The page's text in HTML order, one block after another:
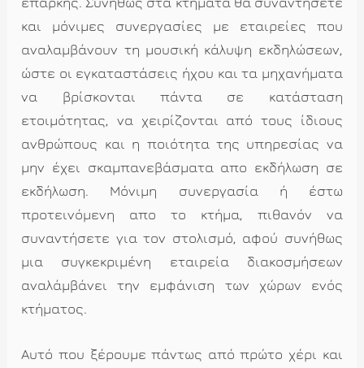
και μόνιμες συνεργασίες με εταιρείες που
αναλαμβάνουν τη μουσική κάλυψη εκδηλώσεων,
ώστε οι εγκαταστάσεις ήχου και τα μηχανήματα
να βρίσκονται πάντα σε κατάσταση
ετοιμότητας, να χειρίζονται από τους ίδιους
ανθρώπους και η ποιότητα της υπηρεσίας να
μην έχει σκαμπανεβάσματα απο εκδήλωση σε
εκδήλωση. Μόνιμη συνεργασία ή έστω
προτεινόμενη απο το κτήμα, πιθανόν να
συναντήσετε για τον στολισμό, αφού συνήθως
μια συγκεκριμένη εταιρεία διακοσμήσεων
αναλάμβάνει την εμφάνιση των χώρων ενός
κτήματος.
Αυτό που ξέρουμε πάντως από πρώτο χέρι και